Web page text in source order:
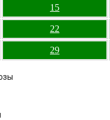
15
22
29